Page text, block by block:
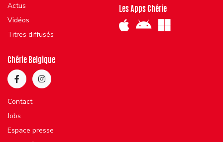
Actus
Vidéos
Titres diffusés
Les Apps Chérie
Chérie Belgique
Contact
Jobs
Espace presse